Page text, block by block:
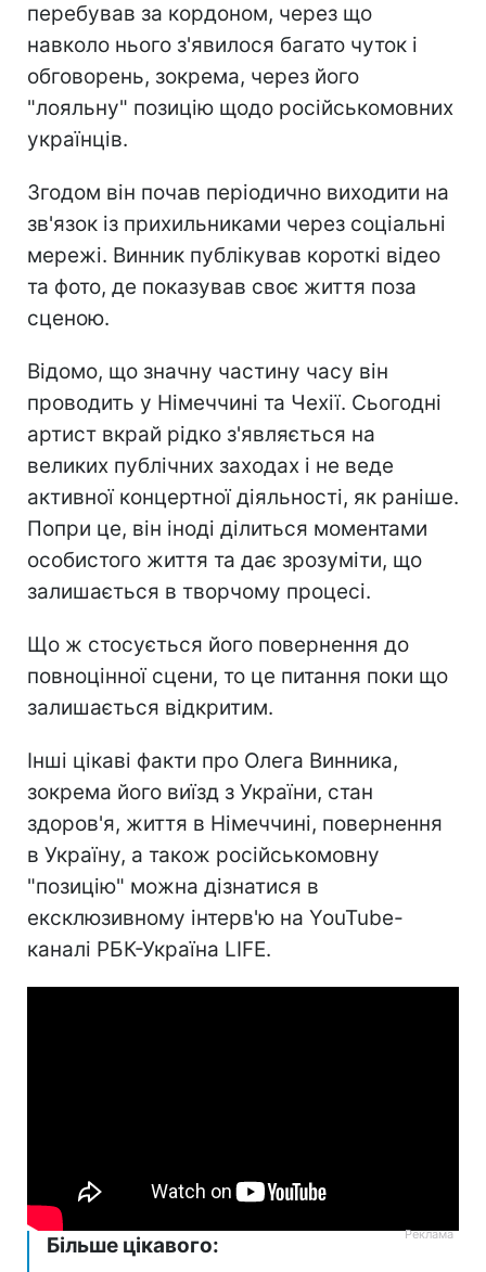
перебував за кордоном, через що
навколо нього з'явилося багато чуток і
обговорень, зокрема, через його
"лояльну" позицію щодо російськомовних
українців.
Згодом він почав періодично виходити на
зв'язок із прихильниками через соціальні
мережі. Винник публікував короткі відео
та фото, де показував своє життя поза
сценою.
Відомо, що значну частину часу він
проводить у Німеччині та Чехії. Сьогодні
артист вкрай рідко з'являється на
великих публічних заходах і не веде
активної концертної діяльності, як раніше.
Попри це, він іноді ділиться моментами
особистого життя та дає зрозуміти, що
залишається в творчому процесі.
Що ж стосується його повернення до
повноцінної сцени, то це питання поки що
залишається відкритим.
Інші цікаві факти про Олега Винника,
зокрема його виїзд з України, стан
здоров'я, життя в Німеччині, повернення
в Україну, а також російськомовну
"позицію" можна дізнатися в
ексклюзивному інтерв'ю на YouTube-
каналі РБК-Україна LIFE.
Більше цікавого: